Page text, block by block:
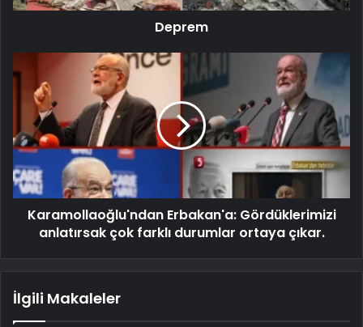
Deprem
Karamollaoğlu'ndan Erbakan'a: Gördüklerimizi
anlatırsak çok farklı durumlar ortaya çıkar.
İlgili Makaleler